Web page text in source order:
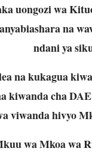
uongozi wa
na
ndani ya
na kukagua
kiwanda cha
viwanda hivyo
wa Mkoa wa